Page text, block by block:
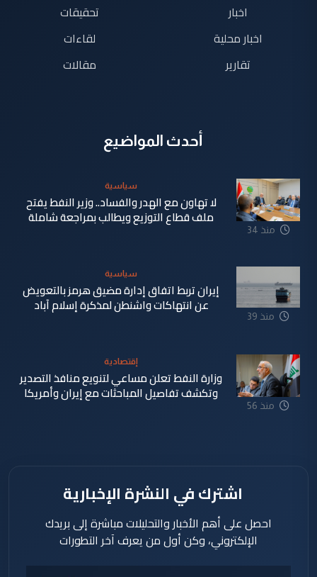
اخبار
اخبار محلية
تقارير
تحقيقات
لقاءات
مقالات
أحدث المواضيع
منذ 34
سياسية
لا تهاون مع الهدر والفساد.. وزير النفط يفتح
ملف قطاع التوزيع ويطالب بمراجعة شاملة
منذ 39
سياسية
إيران تربط اتفاق إدارة مضيق هرمز بالتعويض
عن انتهاكات واشنطن لمذكرة إسلام آباد
منذ 56
إقتصادية
وزارة النفط تعلن مساعي لتنويع منافذ التصدير
وتكشف تفاصيل المباحثات مع إيران وأمريكا
اشترك في النشرة الإخبارية
احصل على أهم الأخبار والتحليلات مباشرة إلى بريدك
الإلكتروني، وكن أول من يعرف آخر التطورات